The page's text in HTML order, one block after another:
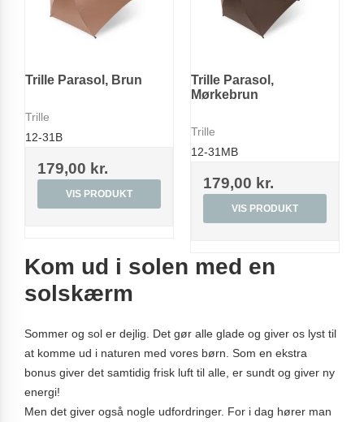
Trille Parasol, Brun
Trille
12-31B
179,00 kr.
VIS PRODUKT
Trille Parasol,
Mørkebrun
Trille
12-31MB
179,00 kr.
VIS PRODUKT
Kom ud i solen med en
solskærm
Sommer og sol er dejlig. Det gør alle glade og giver os lyst til
at komme ud i naturen med vores børn. Som en ekstra
bonus giver det samtidig frisk luft til alle, er sundt og giver ny
energi!
Men det giver også nogle udfordringer. For i dag hører man